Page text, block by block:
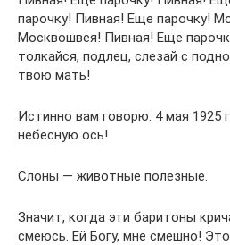
парочку! Пивная! Еще парочку!
Москвошвея! Пивная! Еще
толкайся, подлец, слезай с
твою мать!
Истинно вам говорю: 4 мая 1925
небесную ось!
Слоны — животные полезные.
Значит, когда эти баритоны
смеюсь. Ей Богу, мне смешно!